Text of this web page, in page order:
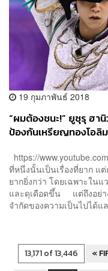
19 กุมภาพันธ์ 2018
“ผมต้องชนะ!” ยูซุรุ ฮา
ป้องกันเหรียญทองโอลิ
https://
ที่หนึ่งนั้นเป็นเรื่องที่ยาก แ
ยากยิ่งกว่า โดยเฉพาะใน
และดุเดือดขึ้น แต่ถึงอย่า
จำกัดของความเป็นไปได้แ
13,171 of 13,446 «